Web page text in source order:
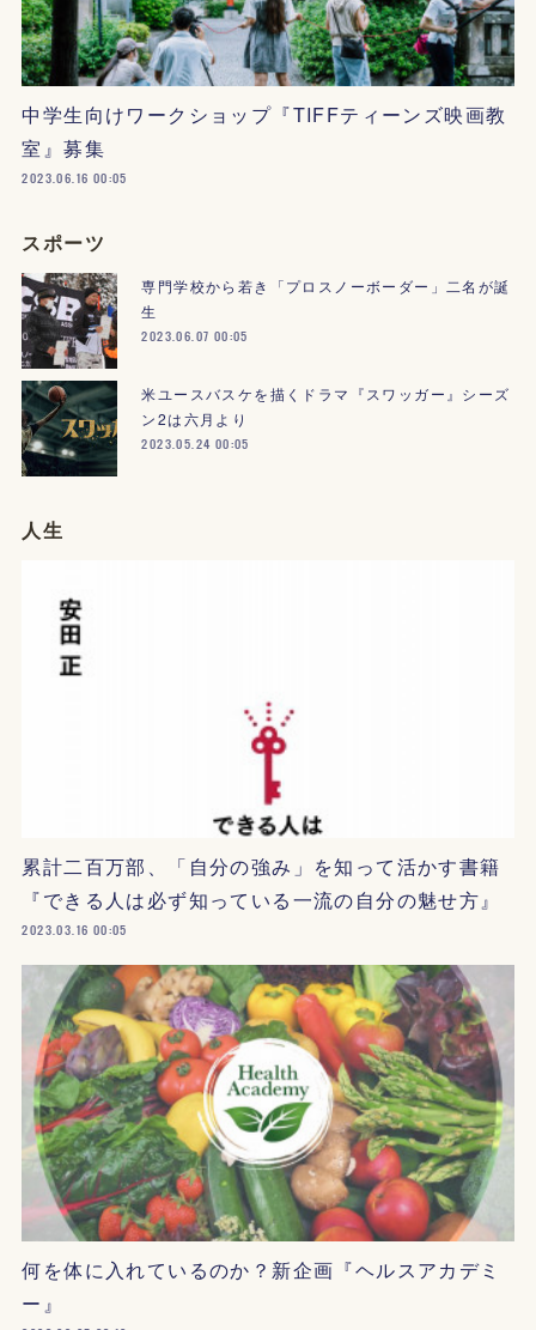
中学生向けワークショップ『TIFFティーンズ映画教
室』募集
2023.06.16 00:05
スポーツ
専門学校から若き「プロスノーボーダー」二名が誕
生
2023.06.07 00:05
米ユースバスケを描くドラマ『スワッガー』シーズ
ン2は六月より
2023.05.24 00:05
人生
累計二百万部、「自分の強み」を知って活かす書籍
『できる人は必ず知っている一流の自分の魅せ方』
2023.03.16 00:05
何を体に入れているのか？新企画『ヘルスアカデミ
ー』